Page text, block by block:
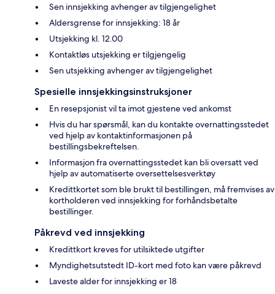
Sen innsjekking avhenger av tilgjengelighet
Aldersgrense for innsjekking: 18 år
Utsjekking kl. 12.00
Kontaktløs utsjekking er tilgjengelig
Sen utsjekking avhenger av tilgjengelighet
Spesielle innsjekkingsinstruksjoner
En resepsjonist vil ta imot gjestene ved ankomst
Hvis du har spørsmål, kan du kontakte overnattingsstedet
ved hjelp av kontaktinformasjonen på
bestillingsbekreftelsen.
Informasjon fra overnattingsstedet kan bli oversatt ved
hjelp av automatiserte oversettelsesverktøy
Kredittkortet som ble brukt til bestillingen, må fremvises av
kortholderen ved innsjekking for forhåndsbetalte
bestillinger.
Påkrevd ved innsjekking
Kredittkort kreves for utilsiktede utgifter
Myndighetsutstedt ID-kort med foto kan være påkrevd
Laveste alder for innsjekking er 18